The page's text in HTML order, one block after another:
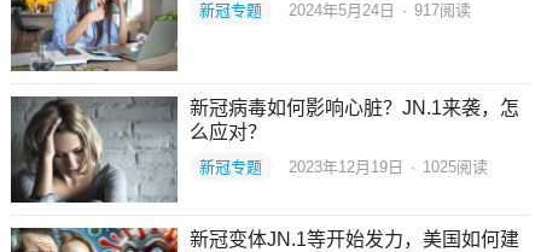
新冠专题 2024年5月24日 · 917阅读
新冠病毒如何影响心脏？JN.1来袭，怎
么应对？
新冠专题 2023年12月19日 · 1025阅读
新冠变体JN.1等开始发力，美国如何建